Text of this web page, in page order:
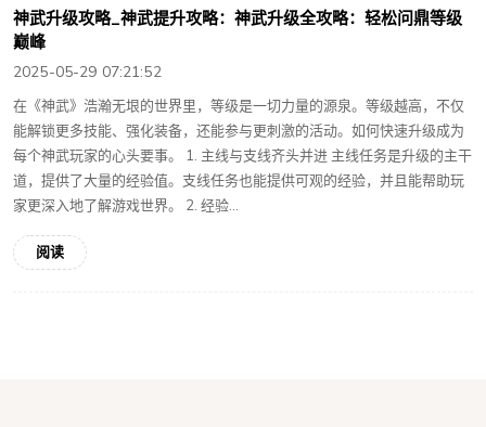
神武升级攻略_神武提升攻略：神武升级全攻略：轻松问鼎等级
巅峰
2025-05-29 07:21:52
在《神武》浩瀚无垠的世界里，等级是一切力量的源泉。等级越高，不仅
能解锁更多技能、强化装备，还能参与更刺激的活动。如何快速升级成为
每个神武玩家的心头要事。 1. 主线与支线齐头并进 主线任务是升级的主干
道，提供了大量的经验值。支线任务也能提供可观的经验，并且能帮助玩
家更深入地了解游戏世界。 2. 经验...
阅读